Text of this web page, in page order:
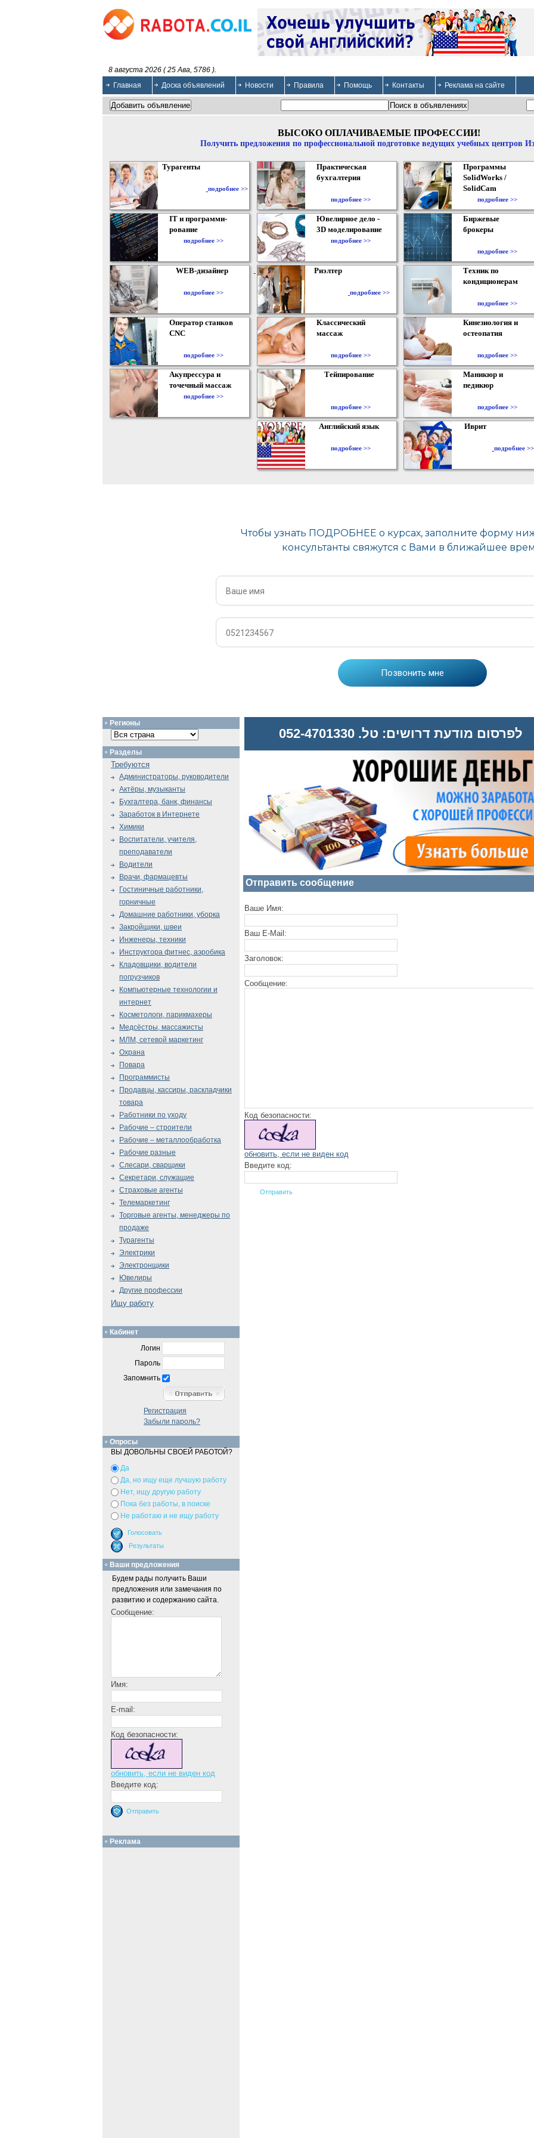
8 августа 2026 ( 25 Ава, 5786 ).
Главная
Доска объявлений Новости Правила Помощь Контакты Реклама на сайте
ВЫСОКО ОПЛАЧИВАЕМЫЕ ПРОФЕССИИ!
Получить предложения по профессиональной подготовке ведущих учебных центров
Турагенты
подробнее >>
Практическая
бухгалтерия
подробнее >>
Программы
SolidWorks /
SolidCam
подробнее >>
IT и программи-
рование
подробнее >>
Ювелирное дело -
3D моделирование
подробнее >>
Биржевые
брокеры
подробнее >>
WEB-дизайнер
подробнее >>
Риэлтер
подробнее >>
Техник по
кондиционерам
подробнее >>
Оператор станков
CNC
подробнее >>
Классический
массаж
подробнее >>
Кинезиология и
остеопатия
подробнее >>
Акупрессура и
точечный массаж
подробнее >>
Тейпирование
подробнее >>
Маникюр и
педикюр
подробнее >>
Английский язык
подробнее >>
Иврит
подробнее >>
לפרסום מודעת דרושים: טל. 052-4701330
Отправить сообщение
Ваше Имя:
Ваш E-Mail:
Заголовок:
Сообщение:
Код безопасности:
обновить, если не виден код
Введите код:
Регионы
Разделы
Требуются
Администраторы, руководители
Актёры, музыканты
Бухгалтера, банк, финансы
Заработок в Интернете
Химики
Воспитатели, учителя,
преподаватели
Водители
Врачи, фармацевты
Гостиничные работники,
горничные
Домашние работники, уборка
Закройщики, швеи
Инженеры, техники
Инструктора фитнес, аэробика
Кладовщики, водители
погрузчиков
Компьютерные технологии и
интернет
Косметологи, парикмахеры
Медсёстры, массажисты
МЛМ, сетевой маркетинг
Охрана
Повара
Программисты
Продавцы, кассиры, раскладчики
товара
Работники по уходу
Рабочие – строители
Рабочие – металлообработка
Рабочие разные
Слесари, сварщики
Секретари, служащие
Страховые агенты
Телемаркетинг
Торговые агенты, менеджеры по
продаже
Турагенты
Электрики
Электронщики
Ювелиры
Другие профессии
Ищу работу
Кабинет
Логин
Пароль
Запомнить
Регистрация
Забыли пароль?
Опросы
ВЫ ДОВОЛЬНЫ СВОЕЙ РАБОТОЙ?
Да
Да, но ищу еще лучшую работу
Нет, ищу другую работу
Пока без работы, в поиске
Не работаю и не ищу работу
Ваши предложения
Будем рады получить Ваши
предложения или замечания по
развитию и содержанию сайта.
Сообщение:
Имя:
E-mail:
Код безопасности:
обновить, если не виден код
Введите код:
Реклама